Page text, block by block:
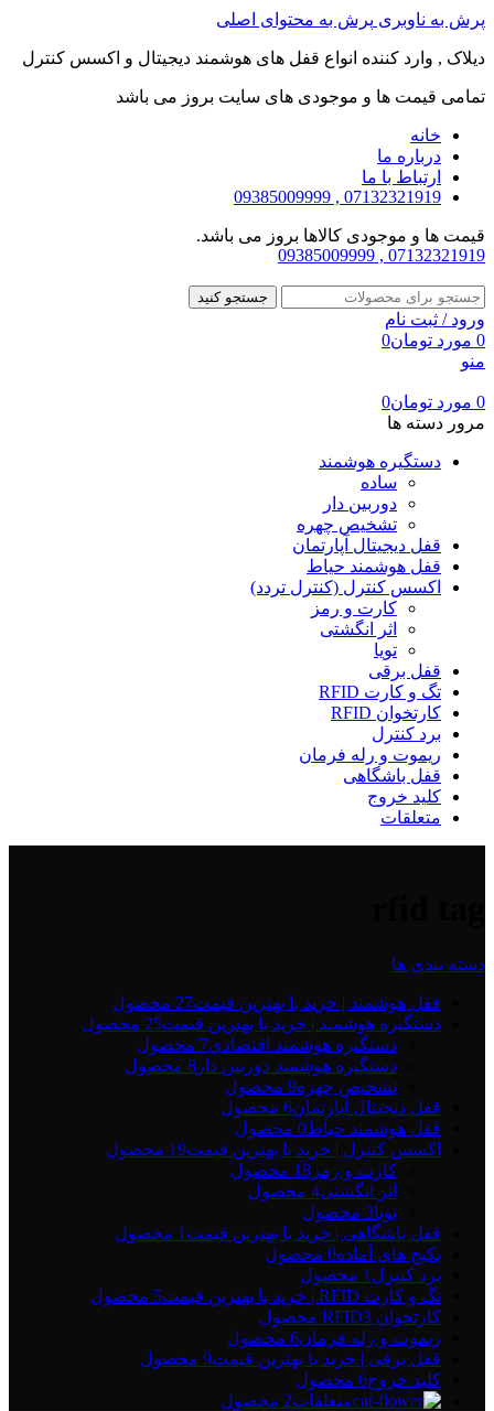
پرش به ناوبری پرش به محتوای اصلی
دیلاک , وارد کننده انواع قفل های هوشمند دیجیتال و اکسس کنترل
تمامی قیمت ها و موجودی های سایت بروز می باشد
خانه
درباره ما
ارتباط با ما
07132321919 , 09385009999
قیمت ها و موجودی کالاها بروز می باشد.
07132321919 , 09385009999
جستجو کنید
ورود / ثبت نام
0 مورد تومان0
منو
0 مورد تومان0
مرور دسته ها
دستگیره هوشمند
ساده
دوربین دار
تشخیص چهره
قفل دیجیتال آپارتمان
قفل هوشمند حیاط
اکسس کنترل (کنترل تردد)
کارت و رمز
اثر انگشتی
تویا
قفل برقی
تگ و کارت RFID
کارتخوان RFID
برد کنترل
ریموت و رله فرمان
قفل باشگاهی
کلید خروج
متعلقات
دسته بندی ها
قفل هوشمند | خرید با بهترین قیمت27 محصول
دستگیره هوشمند | خرید با بهترین قیمت25 محصول
دستگیره هوشمند اقتصادی7 محصول
دستگیره هوشمند دوربین دار 8 محصول
تشخیص چهره9 محصول
قفل دیجیتال آپارتمان6 محصول
قفل هوشمند حیاط0 محصول
اکسس کنترل | خرید با بهترین قیمت19 محصول
کارت و رمز 18 محصول
اثر انگشتی4 محصول
تویا3 محصول
قفل باشگاهی | خرید با بهترین قیمت 1 محصول
پکیج های آماده0 محصول
برد کنترل 1 محصول
تگ و کارت RFID | خرید با بهترین قیمت
5 محصول
کارتخوان RFID 3 محصول
ریموت و رله فرمان6 محصول
قفل برقی | خرید با بهترین قیمت9 محصول
کلید خروج6 محصول
متعلقات2 محصول